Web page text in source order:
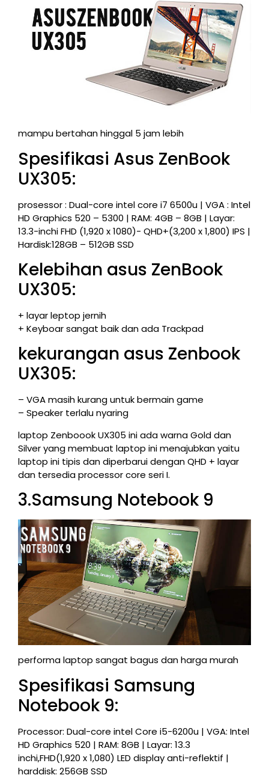
mampu bertahan hinggal 5 jam lebih
Spesifikasi Asus ZenBook
UX305:
prosessor : Dual-core intel core i7 6500u | VGA : Intel
HD Graphics 520 – 5300 | RAM: 4GB – 8GB | Layar:
13.3-inchi FHD (1,920 x 1080)- QHD+(3,200 x 1,800) IPS |
Hardisk:128GB – 512GB SSD
Kelebihan asus ZenBook
UX305:
+ layar leptop jernih
+ Keyboar sangat baik dan ada Trackpad
kekurangan asus Zenbook
UX305:
– VGA masih kurang untuk bermain game
– Speaker terlalu nyaring
laptop Zenboook UX305 ini ada warna Gold dan
Silver yang membuat laptop ini menajubkan yaitu
laptop ini tipis dan diperbarui dengan QHD + layar
dan tersedia processor core seri I.
3.Samsung Notebook 9
performa laptop sangat bagus dan harga murah
Spesifikasi Samsung
Notebook 9:
Processor: Dual-core intel Core i5-6200u | VGA: Intel
HD Graphics 520 | RAM: 8GB | Layar: 13.3
inchi,FHD(1,920 x 1,080) LED display anti-reflektif |
harddisk: 256GB SSD